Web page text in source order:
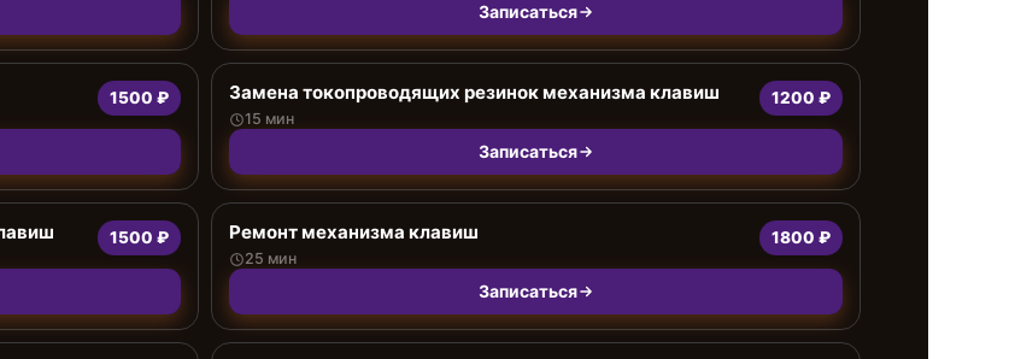
Записаться
1500 ₽ Замена токопроводящих резинок механизма клавиш
15 мин
1200 ₽
Записаться
1500 ₽ Ремонт механизма клавиш
25 мин
1800 ₽
Записаться